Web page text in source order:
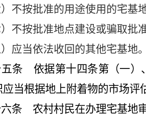
）不按批准的用途使用的宅基
）不按批准地点建设或骗取批
）应当依法收回的其他宅基地
条 依据第十四条第（一）
应当根据地上附着物的市场
条 农村村民在办理宅基地